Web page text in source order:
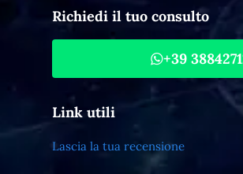
Richiedi il tuo consulto
+39
Link utili
Lascia la tua recensione